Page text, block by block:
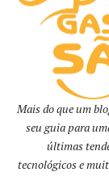
Mais do que um
seu guia para
últimas
tecnológicos e